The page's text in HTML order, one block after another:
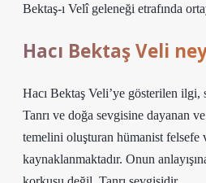
Bektaş-ı Velî geleneği etrafında
Hacı Bektaş Veli
Hacı Bektaş Veli’ye gösterilen ilgi,
Tanrı ve doğa sevgisine dayanan
temelini oluşturan hümanist felsefe
kaynaklanmaktadır. Onun